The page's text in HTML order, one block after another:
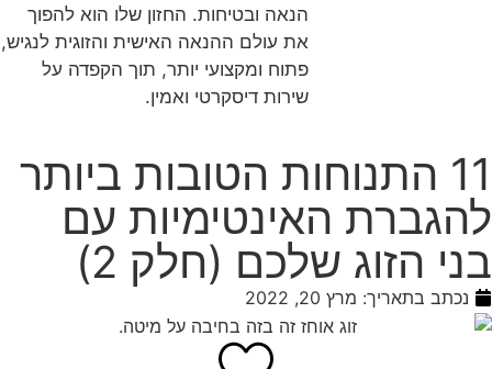
הנאה ובטיחות. החזון שלו הוא להפוך
את עולם ההנאה האישית והזוגית לנגיש,
פתוח ומקצועי יותר, תוך הקפדה על
שירות דיסקרטי ואמין.
11 התנוחות הטובות ביותר
להגברת האינטימיות עם
בני הזוג שלכם (חלק 2)
נכתב בתאריך: מרץ 20, 2022